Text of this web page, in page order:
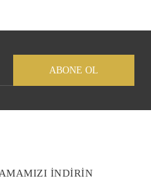
ABONE OL
İNDİRİN